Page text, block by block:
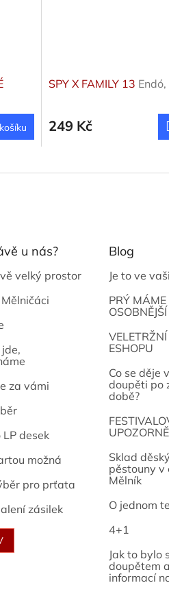
SPY X FAMILY 13
249 Kč
u nás?
velký prostor
za vámi
desek
možná
pro prťata
zásilek
Blog
Je to ve
PRÝ
OSOBNĚJŠÍ
ESHOPU
Co se děje
doupěti po
době?
Sklad
pěstouny v
Mělník
O jednom
4+1
Jak to bylo
doupětem
informací